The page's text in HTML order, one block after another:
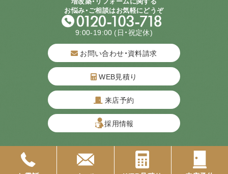
お悩み・ご相談はお気軽にどうぞ
9:00-19:00 (日・祝定休)
お問い合わせ・資料請求
WEB見積り
来店予約
採用情報